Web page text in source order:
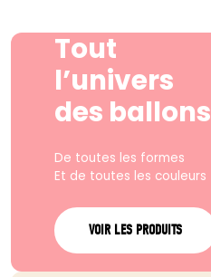
Tout
l’univers
des ballons
De toutes les formes
Et de toutes les couleurs
VOIR LES PRODUITS